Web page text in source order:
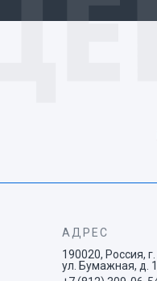
АДРЕС
190020, Россия,
ул. Бумажная, д.